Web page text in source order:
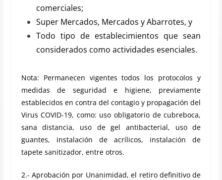
comerciales;
Super Mercados, Mercados y Abarrotes, y
Todo tipo de establecimientos que sean
considerados como actividades esenciales.
Nota: Permanecen vigentes todos los protocolos y
medidas de seguridad e higiene, previamente
establecidos en contra del contagio y propagación del
Virus COVID-19, como: uso obligatorio de cubreboca,
sana distancia, uso de gel antibacterial, uso de
guantes, instalación de acrílicos, instalación de
tapete sanitizador, entre otros.
2.- Aprobación por Unanimidad, el retiro definitivo de